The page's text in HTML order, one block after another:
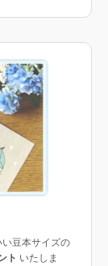
豆本サイズの
ト いたしま